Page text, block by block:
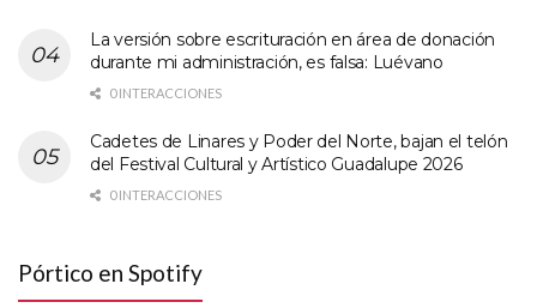
La versión sobre escrituración en área de donación
durante mi administración, es falsa: Luévano
0 INTERACCIONES
Cadetes de Linares y Poder del Norte, bajan el telón
del Festival Cultural y Artístico Guadalupe 2026
0 INTERACCIONES
Pórtico en Spotify